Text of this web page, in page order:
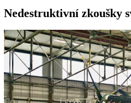
Nedestruktivní zkoušky